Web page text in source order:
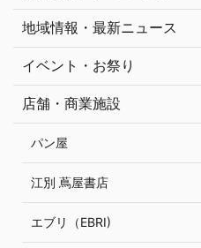
地域情報・最新ニュース
イベント・お祭り
店舗・商業施設
パン屋
江別 蔦屋書店
エブリ（EBRI)